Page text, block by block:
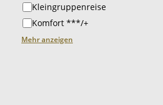
Kleingruppenreise
Komfort ***/+
Mehr anzeigen